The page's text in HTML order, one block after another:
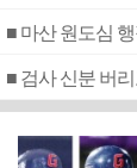
■ 마산 원도심